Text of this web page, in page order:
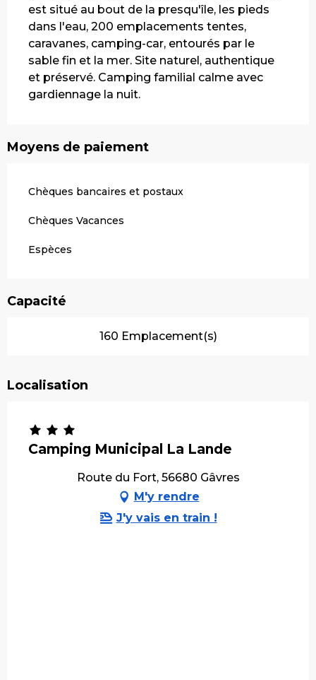
est situé au bout de la presqu'île, les pieds
dans l'eau, 200 emplacements tentes,
caravanes, camping-car, entourés par le
sable fin et la mer. Site naturel, authentique
et préservé. Camping familial calme avec
gardiennage la nuit.
Moyens de paiement
Chèques bancaires et postaux
Chèques Vacances
Espèces
Capacité
160 Emplacement(s)
Localisation
Camping Municipal La Lande
Route du Fort, 56680 Gâvres
M'y rendre
J'y vais en train !